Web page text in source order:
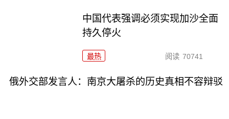
中国代表强调必须实现加沙全面
持久停火
最热 阅读 70741
俄外交部发言人：南京大屠杀的历史真相不容辩驳